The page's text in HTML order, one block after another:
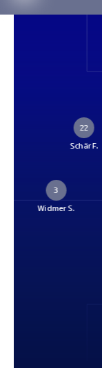
22
Schär F.
3
Widmer S.